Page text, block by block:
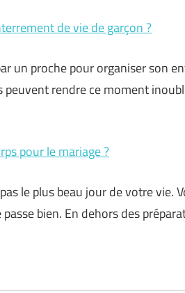
de vie de garçon ?
un proche pour organiser son
rendre ce moment
pour le mariage ?
le plus beau jour de votre vie.
bien. En dehors des